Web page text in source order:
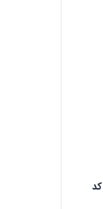
نقاشی الماسی قابدار سری کرومی طرح 5 کد